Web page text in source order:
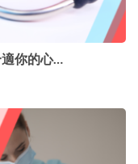
你的心…